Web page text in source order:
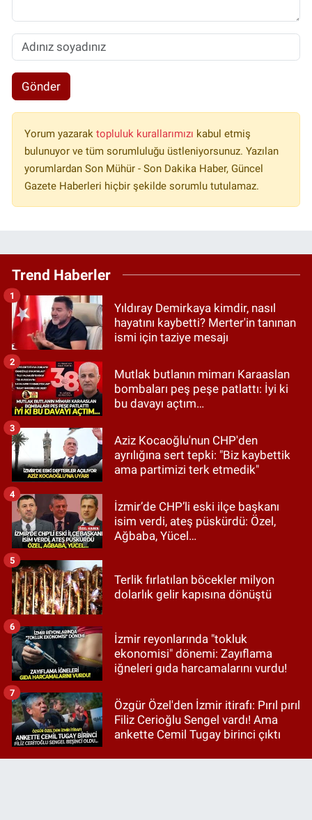
Gönder
Yorum yazarak topluluk kurallarımızı kabul etmiş
bulunuyor ve tüm sorumluluğu üstleniyorsunuz. Yazılan
yorumlardan Son Mühür - Son Dakika Haber, Güncel
Gazete Haberleri hiçbir şekilde sorumlu tutulamaz.
Trend Haberler
Yıldıray Demirkaya kimdir, nasıl
hayatını kaybetti? Merter'in tanınan
ismi için taziye mesajı
1
Mutlak butlanın mimarı Karaaslan
bombaları peş peşe patlattı: İyi ki
bu davayı açtım…
2
Aziz Kocaoğlu'nun CHP'den
ayrılığına sert tepki: "Biz kaybettik
ama partimizi terk etmedik"
3
İzmir’de CHP’li eski ilçe başkanı
isim verdi, ateş püskürdü: Özel,
Ağbaba, Yücel…
4
Terlik fırlatılan böcekler milyon
dolarlık gelir kapısına dönüştü
5
İzmir reyonlarında "tokluk
ekonomisi" dönemi: Zayıflama
iğneleri gıda harcamalarını vurdu!
6
Özgür Özel'den İzmir itirafı: Pırıl pırıl
Filiz Cerioğlu Sengel vardı! Ama
ankette Cemil Tugay birinci çıktı
7